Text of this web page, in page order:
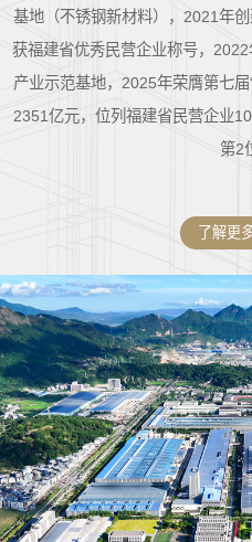
基地（不锈钢新材料），2021年
获福建省优秀民营企业称号，
产业示范基地，2025年荣膺第七
2351亿元，位列福建省民营企业
第2
了解更